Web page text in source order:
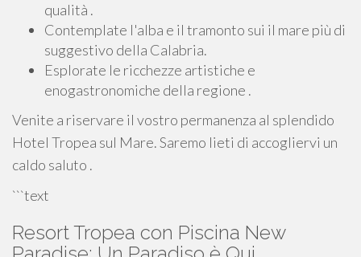
qualità .
Contemplate l'alba e il tramonto sui il mare più di
suggestivo della Calabria.
Esplorate le ricchezze artistiche e
enogastronomiche della regione .
Venite a riservare il vostro permanenza al splendido
Hotel Tropea sul Mare. Saremo lieti di accogliervi un
caldo saluto .
```text
Resort Tropea con Piscina New